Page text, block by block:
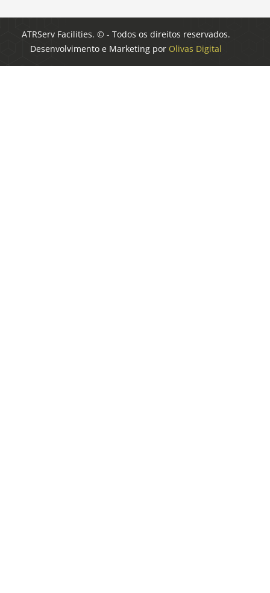
ATRServ Facilities. © - Todos os direitos reservados.
Desenvolvimento e Marketing por Olivas Digital